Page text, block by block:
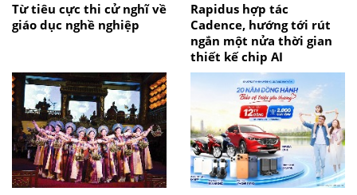
Từ tiêu cực thi cử nghĩ về
giáo dục nghề nghiệp
Rapidus hợp tác
Cadence, hướng tới rút
ngắn một nửa thời gian
thiết kế chip AI